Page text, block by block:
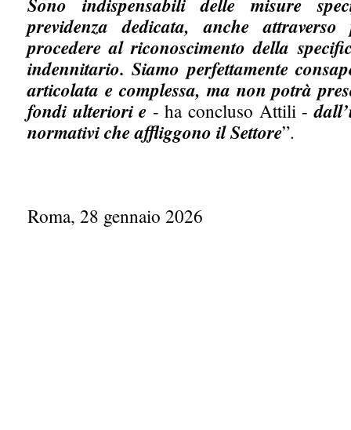
previdenza dedicata, anche
procedere al riconoscimento della
indennitario. Siamo perfettamente
articolata e complessa, ma non potrà
fondi ulteriori e - ha concluso Attili -
normativi che affliggono il Settore”.
Roma, 28 gennaio 2026